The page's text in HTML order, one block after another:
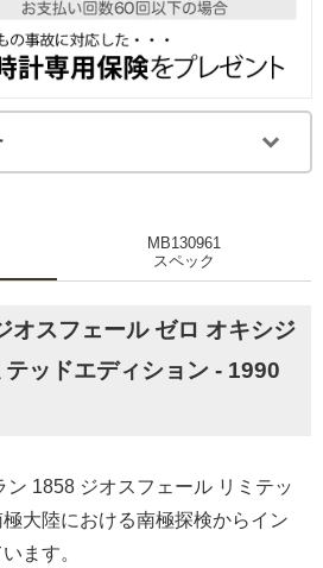
MB130961
スペック
オスフェール ゼロ オキシジ
ッドエディション - 1990
1858 ジオスフェール リミテッ
大陸における南極探検からイン
ます。